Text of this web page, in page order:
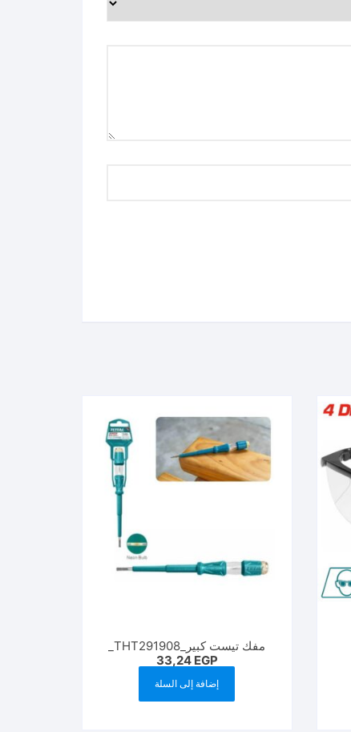
مفك تيست كبير_THT291908_
33,24 EGP
إضافة إلى السلة